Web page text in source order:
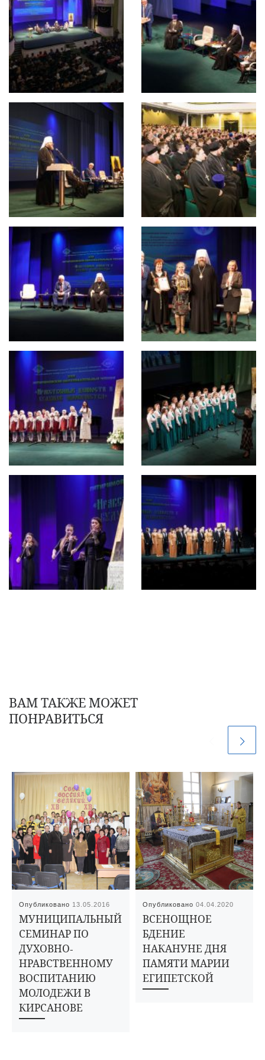
ВАМ ТАКЖЕ МОЖЕТ
ПОНРАВИТЬСЯ
Опубликовано 13.05.2016
МУНИЦИПАЛЬНЫЙ
СЕМИНАР ПО
ДУХОВНО-
НРАВСТВЕННОМУ
ВОСПИТАНИЮ
МОЛОДЕЖИ В
КИРСАНОВЕ
Опубликовано04.04.2020
ВСЕНОЩНОЕ
БДЕНИЕ
НАКАНУНЕ ДНЯ
ПАМЯТИ МАРИИ
ЕГИПЕТСКОЙ